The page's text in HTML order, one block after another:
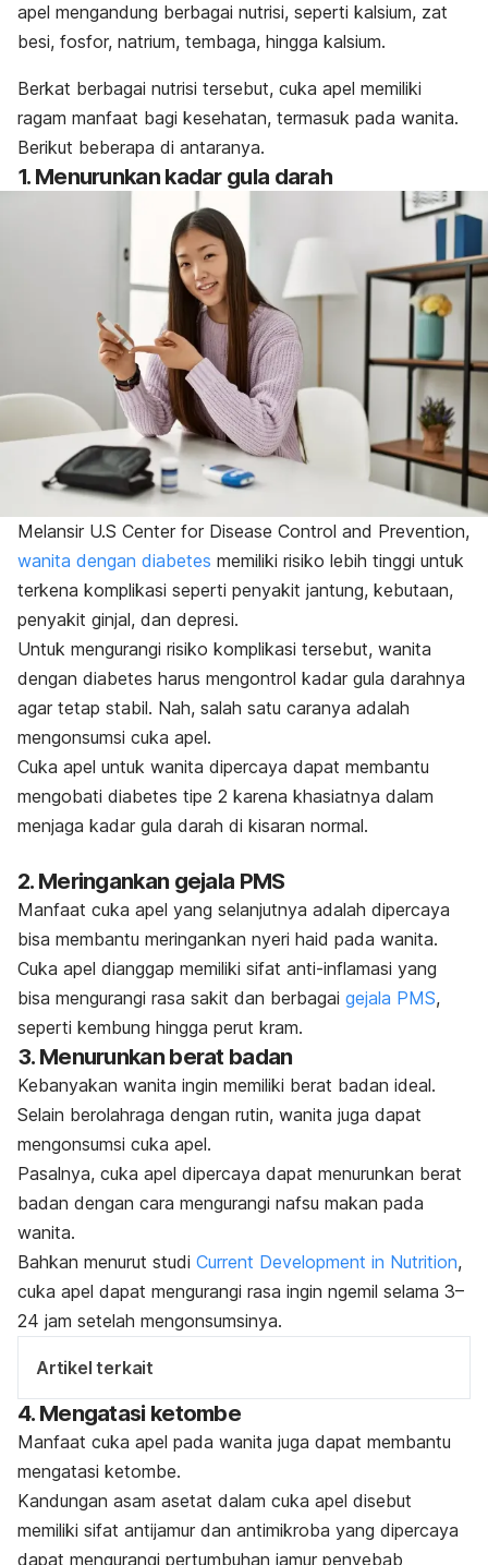
apel mengandung berbagai nutrisi, seperti kalsium, zat
besi, fosfor, natrium, tembaga, hingga kalsium.
Berkat berbagai nutrisi tersebut, cuka apel memiliki
ragam manfaat bagi kesehatan, termasuk pada wanita.
Berikut beberapa di antaranya.
1. Menurunkan kadar gula darah
Melansir U.S Center for Disease Control and Prevention,
wanita dengan diabetes memiliki risiko lebih tinggi untuk
terkena komplikasi seperti penyakit jantung, kebutaan,
penyakit ginjal, dan depresi.
Untuk mengurangi risiko komplikasi tersebut, wanita
dengan diabetes harus mengontrol kadar gula darahnya
agar tetap stabil. Nah, salah satu caranya adalah
mengonsumsi cuka apel.
Cuka apel untuk wanita dipercaya dapat membantu
mengobati diabetes tipe 2 karena khasiatnya dalam
menjaga kadar gula darah di kisaran normal.
2. Meringankan gejala PMS
Manfaat cuka apel yang selanjutnya adalah dipercaya
bisa membantu meringankan nyeri haid pada wanita.
Cuka apel dianggap memiliki sifat anti-inflamasi yang
bisa mengurangi rasa sakit dan berbagai gejala PMS,
seperti kembung hingga perut kram.
3. Menurunkan berat badan
Kebanyakan wanita ingin memiliki berat badan ideal.
Selain berolahraga dengan rutin, wanita juga dapat
mengonsumsi cuka apel.
Pasalnya, cuka apel dipercaya dapat menurunkan berat
badan dengan cara mengurangi nafsu makan pada
wanita.
Bahkan menurut studi Current Development in Nutrition,
cuka apel dapat mengurangi rasa ingin ngemil selama 3–
24 jam setelah mengonsumsinya.
Artikel terkait
4. Mengatasi ketombe
Manfaat cuka apel pada wanita juga dapat membantu
mengatasi ketombe.
Kandungan asam asetat dalam cuka apel disebut
memiliki sifat antijamur dan antimikroba yang dipercaya
dapat mengurangi pertumbuhan jamur penyebab